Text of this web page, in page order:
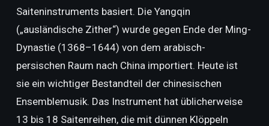
Saiteninstruments basiert. Die Yangqin
(„ausländische Zither“) wurde gegen Ende der Ming-
Dynastie (1368–1644) von dem arabisch-
persischen Raum nach China importiert. Heute ist
sie ein wichtiger Bestandteil der chinesischen
Ensemblemusik. Das Instrument hat üblicherweise
13 bis 18 Saitenreihen, die mit dünnen Klöppeln